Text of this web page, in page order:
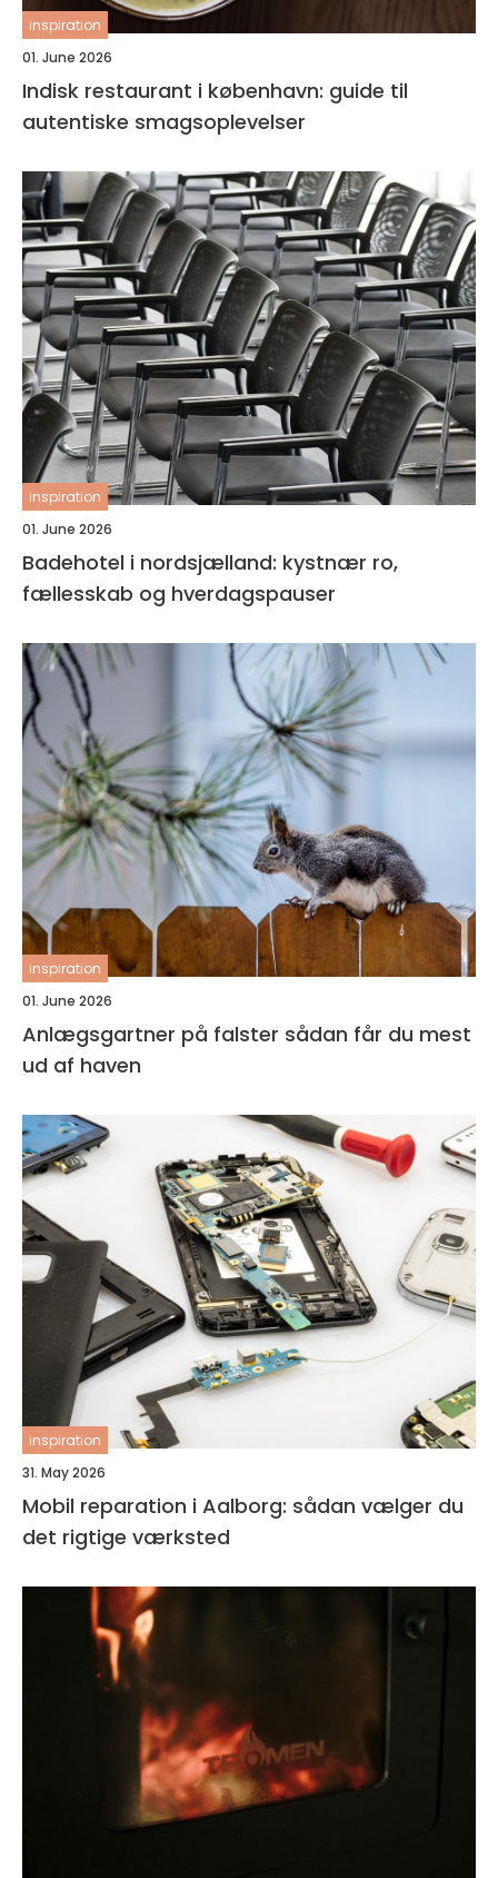
inspiration
01. June 2026
Indisk restaurant i københavn: guide til
autentiske smagsoplevelser
inspiration
01. June 2026
Badehotel i nordsjælland: kystnær ro,
fællesskab og hverdagspauser
inspiration
01. June 2026
Anlægsgartner på falster sådan får du mest
ud af haven
inspiration
31. May 2026
Mobil reparation i Aalborg: sådan vælger du
det rigtige værksted